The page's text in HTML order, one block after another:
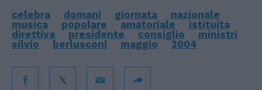
celebra domani giornata
nazionale
musica
popolare amatoriale
istituita
direttiva
presidente consiglio
ministri
silvio
berlusconi maggio 2004